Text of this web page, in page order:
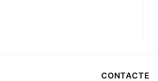
CONTACTE